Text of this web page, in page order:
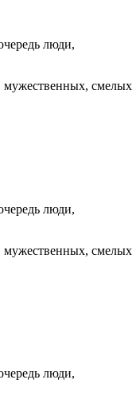
люди,
мужественных, смелых
люди,
мужественных, смелых
люди,